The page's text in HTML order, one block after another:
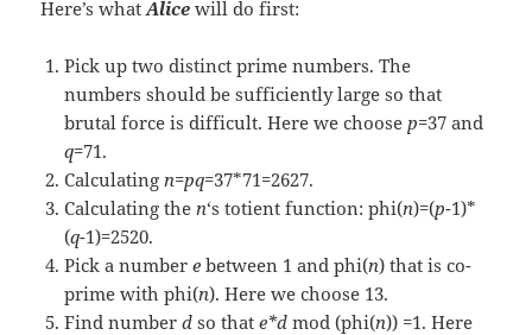
Here’s whatAlice will do first:
Pick up two distinct prime numbers. The
numbers should be sufficiently large so that
brutal force is difficult. Here we choose p=37 and
q=71.
Calculating n=pq=37*71=2627.
Calculating the n‘s totient function: phi(n)=(p-1)*
(q-1)=2520.
Pick a numbere between 1 and phi(n) that is co-
prime with phi(n). Here we choose 13.
Find numberd so thate*d mod (phi(n)) =1. Here